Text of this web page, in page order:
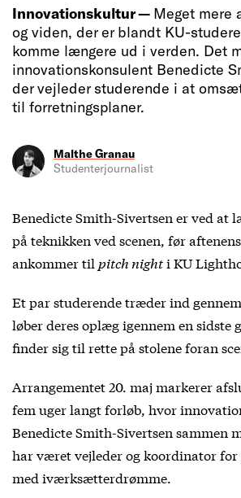
Innovationskultur — Meget mere
og viden, der er blandt KU-
komme længere ud i verden. Det
innovationskonsulent Benedicte
der vejleder studerende i at
til forretningsplaner.
Malthe Granau
Studenterjournalist
Benedicte Smith-Sivertsen er ved at
på teknikken ved scenen, før
ankommer til pitch nighti KU
Et par studerende træder ind
løber deres oplæg igennem en sidste
finder sig til rette på stolene foran
Arrangementet 20. maj markerer
fem uger langt forløb, hvor
Benedicte Smith-Sivertsen sammen
har været vejleder og koordinator for
med iværksætterdrømme.